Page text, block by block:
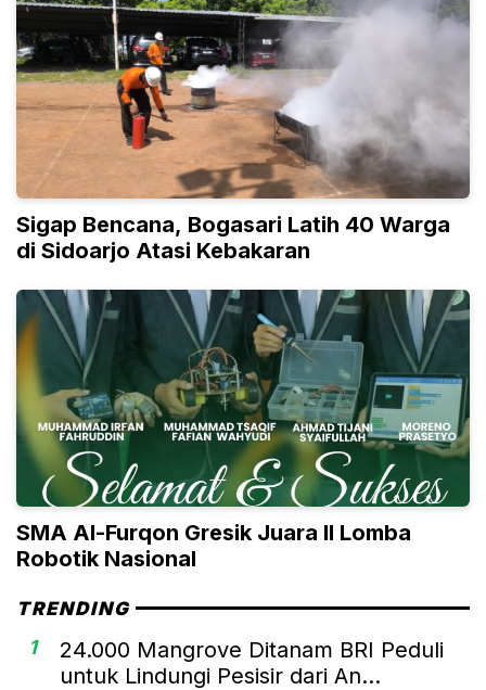
Sigap Bencana, Bogasari Latih 40 Warga
di Sidoarjo Atasi Kebakaran
SMA Al-Furqon Gresik Juara II Lomba
Robotik Nasional
TRENDING
1
24.000 Mangrove Ditanam BRI Peduli
untuk Lindungi Pesisir dari An...